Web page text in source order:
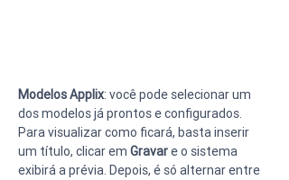
Modelos Applix: você pode selecionar um
dos modelos já prontos e configurados.
Para visualizar como ficará, basta inserir
um título, clicar em Gravar e o sistema
exibirá a prévia. Depois, é só alternar entre